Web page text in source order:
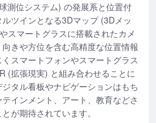
測位システム) の発展系と位置付
ツインとなる3Dマップ (3Dメッ
スマートグラスに搭載されたカメ
きや方位を含む高精度な位置情報
スマートフォンやスマートグラス
(拡張現実) と組み合わせることに
タル看板やナビゲーションはもち
インメント、アート、教育などさ
が期待されています。